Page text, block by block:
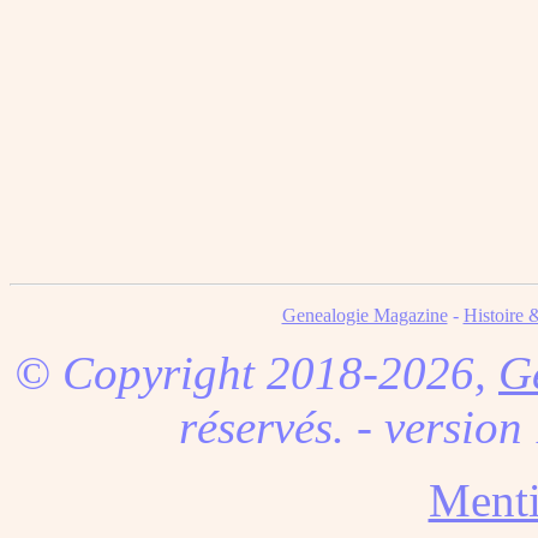
Genealogie Magazine- Histoire
© Copyright 2018-2026,
réservés. -